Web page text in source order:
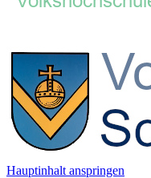
Hauptinhalt anspringen